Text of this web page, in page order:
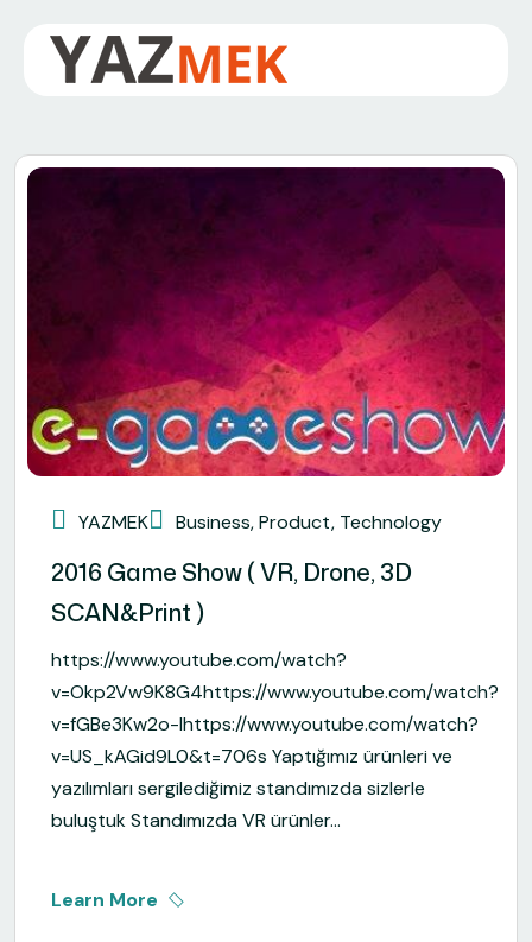
YAZMEK Business,Product, Technology
2016 Game Show ( VR, Drone, 3D
SCAN&Print )
https://www.youtube.com/watch?
v=Okp2Vw9K8G4https://www.youtube.com/watch?
v=fGBe3Kw2o-Ihttps://www.youtube.com/watch?
v=US_kAGid9L0&t=706s Yaptığımız ürünleri ve
yazılımları sergilediğimiz standımızda sizlerle
buluştuk Standımızda VR ürünler...
Learn More